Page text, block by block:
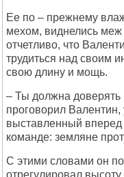
Ее по – прежнему
мехом, виднелись меж
отчетливо, что
трудиться над своим
свою длину и мощь.
– Ты должна
проговорил
выставленный
команде: земляне
С этими словами он
отрегулировал